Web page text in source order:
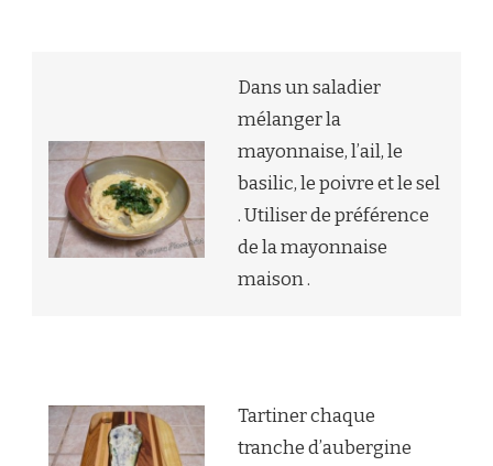
Dans un saladier
mélanger la
mayonnaise, l’ail, le
basilic, le poivre et le sel
. Utiliser de préférence
de la mayonnaise
maison .
Tartiner chaque
tranche d’aubergine